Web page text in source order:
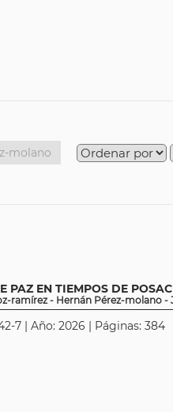
PAZ EN TIEMPOS DE
ramírez - Hernán Pérez-molano -
7 | Año: 2026 | Páginas: 384